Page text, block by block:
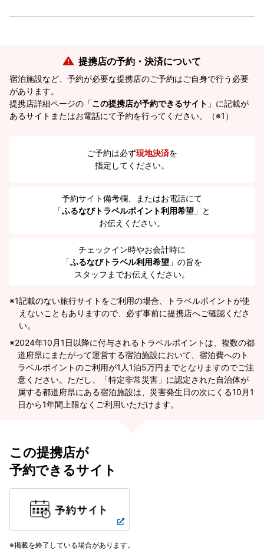
提携店の予約・決済について
宿泊施設など、予約が必要な提携店のご予約はご自身で行う必要
があります。
提携店詳細ページの「この提携店が予約できるサイト 」に記載が
あるサイトまたはお電話にて予約を行ってください。（※1）
ご予約は必ず現地決済を
指定してください。
予約サイト備考欄、またはお電話にて
「ふるなびトラベルポイント利用希望 」と
お伝えください。
チェックイン時やお会計時に
「ふるなびトラベル利用希望 」の旨を
スタッフまでお伝えください。
※1記載のない旅行サイトをご利用の場合、トラベルポイントが使
えないこともありますので、必ず事前に提携店へご確認くださ
い。
2024年10月1日以降に付与されるトラベルポイントは、複数の都
道府県にまたがって運営する宿泊施設において、宿泊費へのト
ラベルポイントのご利用が1人1泊5万円までとなりますのでご注
意ください。ただし、「特定非常災害」に認定された自治体が
属する都道府県にある宿泊施設は、災害発生日の次にくる10月1
日から1年間上限なくご利用いただけます。
この提携店が
予約できるサイト
掲載を終了している場合があります。